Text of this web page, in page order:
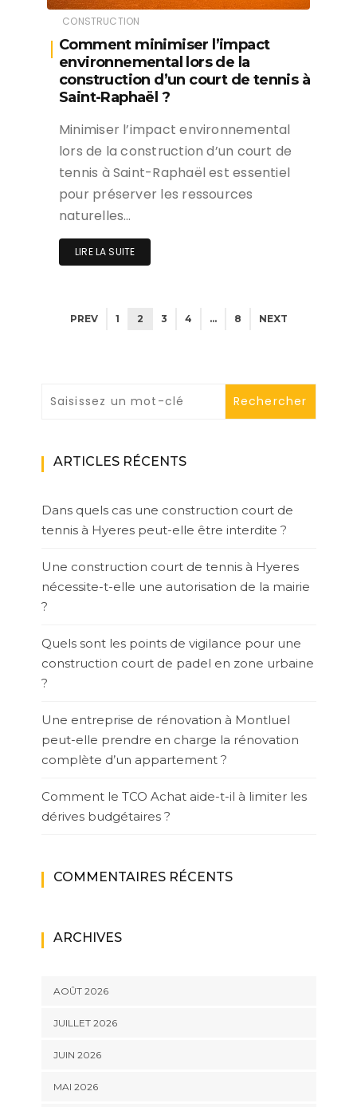
CONSTRUCTION
Comment minimiser l’impact
environnemental lors de la
construction d’un court de tennis à
Saint-Raphaël ?
Minimiser l’impact environnemental
lors de la construction d’un court de
tennis à Saint-Raphaël est essentiel
pour préserver les ressources
naturelles…
LIRE LA SUITE
PREV 1 2 3 4 … 8 NEXT
ARTICLES RÉCENTS
Dans quels cas une construction court de
tennis à Hyeres peut-elle être interdite ?
Une construction court de tennis à Hyeres
nécessite-t-elle une autorisation de la mairie
?
Quels sont les points de vigilance pour une
construction court de padel en zone urbaine
?
Une entreprise de rénovation à Montluel
peut-elle prendre en charge la rénovation
complète d’un appartement ?
Comment le TCO Achat aide-t-il à limiter les
dérives budgétaires ?
COMMENTAIRES RÉCENTS
ARCHIVES
AOÛT 2026
JUILLET 2026
JUIN 2026
MAI 2026